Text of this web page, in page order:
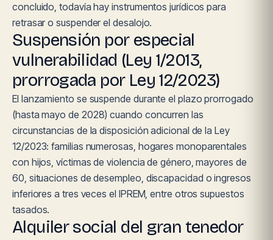
concluido, todavía hay instrumentos jurídicos para
retrasar o suspender el desalojo.
Suspensión por especial
vulnerabilidad (Ley 1/2013,
prorrogada por Ley 12/2023)
El lanzamiento se suspende durante el plazo prorrogado
(hasta mayo de 2028) cuando concurren las
circunstancias de la disposición adicional de la Ley
12/2023: familias numerosas, hogares monoparentales
con hijos, víctimas de violencia de género, mayores de
60, situaciones de desempleo, discapacidad o ingresos
inferiores a tres veces el IPREM, entre otros supuestos
tasados.
Alquiler social del gran tenedor